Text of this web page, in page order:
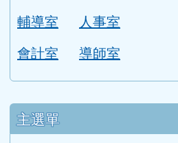
輔導室
人事室
會計室
導師室
主選單